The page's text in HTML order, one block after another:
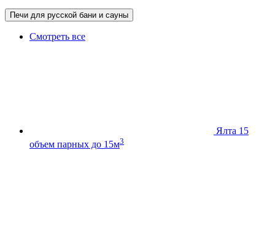
Печи для русской бани и сауны
Смотреть все
Ялта 15
объем парных до 15м3